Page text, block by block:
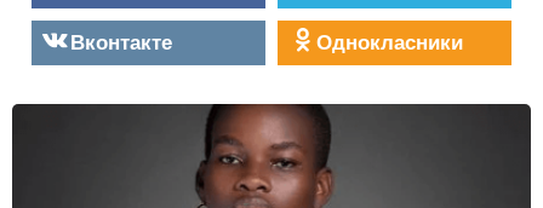
Вконтакте
Однокласники